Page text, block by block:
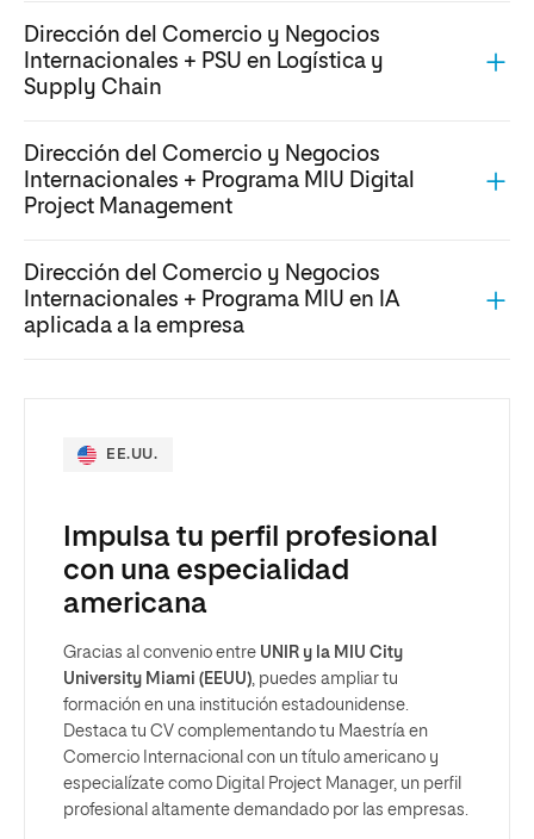
Dirección del Comercio y Negocios
Internacionales + PSU en Logística y
Supply Chain
Dirección del Comercio y Negocios
Internacionales + Programa MIU Digital
Project Management
Dirección del Comercio y Negocios
Internacionales + Programa MIU en IA
aplicada a la empresa
EE.UU.
Impulsa tu perfil profesional
con una especialidad
americana
Gracias al convenio entre UNIR y la MIU City
University Miami (EEUU), puedes ampliar tu
formación en una institución estadounidense.
Destaca tu CV complementando tu Maestría en
Comercio Internacional con un título americano y
especialízate como Digital Project Manager, un perfil
profesional altamente demandado por las empresas.